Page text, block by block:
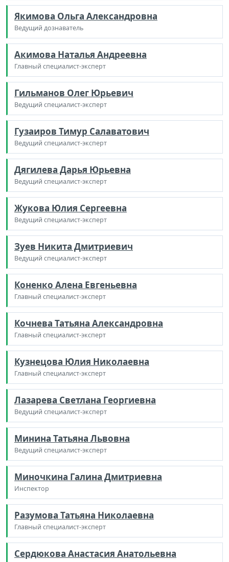
Якимова Ольга Александровна
Ведущий дознаватель
Акимова Наталья Андреевна
Главный специалист-эксперт
Гильманов Олег Юрьевич
Ведущий специалист-эксперт
Гузаиров Тимур Салаватович
Ведущий специалист-эксперт
Дягилева Дарья Юрьевна
Ведущий специалист-эксперт
Жукова Юлия Сергеевна
Ведущий специалист-эксперт
Зуев Никита Дмитриевич
Ведущий специалист-эксперт
Коненко Алена Евгеньевна
Главный специалист-эксперт
Кочнева Татьяна Александровна
Главный специалист-эксперт
Кузнецова Юлия Николаевна
Главный специалист-эксперт
Лазарева Светлана Георгиевна
Ведущий специалист-эксперт
Минина Татьяна Львовна
Ведущий специалист-эксперт
Миночкина Галина Дмитриевна
Инспектор
Разумова Татьяна Николаевна
Главный специалист-эксперт
Сердюкова Анастасия Анатольевна